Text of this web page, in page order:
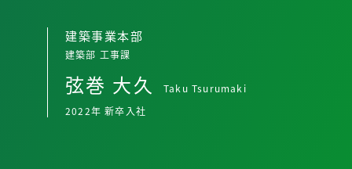
建築事業本部
建築部 工事課
弦巻 大久
2022年 新卒入社